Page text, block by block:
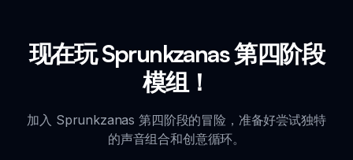
现在玩 Sprunkzanas 第四阶段
模组！
加入 Sprunkzanas 第四阶段的冒险，准备好尝试独特
的声音组合和创意循环。